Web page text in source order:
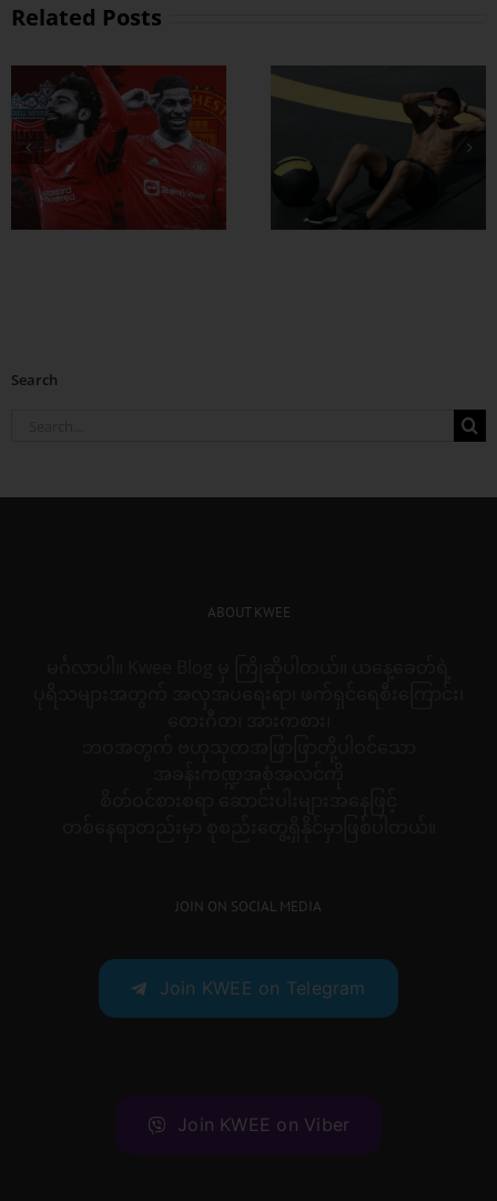
Related Posts
ထိထိရောက်ရောက်
ဗိုက်ခေါက် အဆီ
တွေ ချဖို့
Search
ABOUT KWEE
JOIN ON SOCIAL MEDIA
Join KWEE on Telegram
Join KWEE on Viber